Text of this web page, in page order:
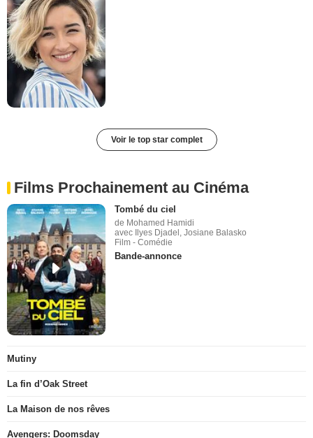
Voir le top star complet
Films Prochainement au Cinéma
Tombé du ciel
de Mohamed Hamidi
avec Ilyes Djadel, Josiane Balasko
Film - Comédie
Bande-annonce
Mutiny
La fin d’Oak Street
La Maison de nos rêves
Avengers: Doomsday